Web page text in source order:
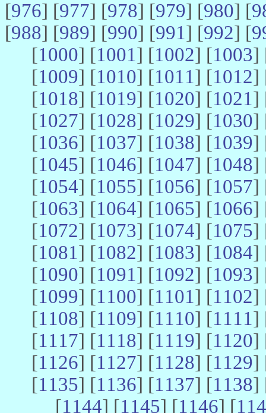
[976] [977] [978] [979] [980] [
[988] [989] [990] [991] [992] [
[1000] [1001] [1002] [1003]
[1009] [1010] [1011] [1012]
[1018] [1019] [1020] [1021]
[1027] [1028] [1029] [1030]
[1036] [1037] [1038] [1039]
[1045] [1046] [1047] [1048]
[1054] [1055] [1056] [1057]
[1063] [1064] [1065] [1066]
[1072] [1073] [1074] [1075]
[1081] [1082] [1083] [1084]
[1090] [1091] [1092] [1093]
[1099] [1100] [1101] [1102]
[1108] [1109] [1110] [1111]
[1117] [1118] [1119] [1120]
[1126] [1127] [1128] [1129]
[1135] [1136] [1137] [1138]
[1144] [1145] [1146] [